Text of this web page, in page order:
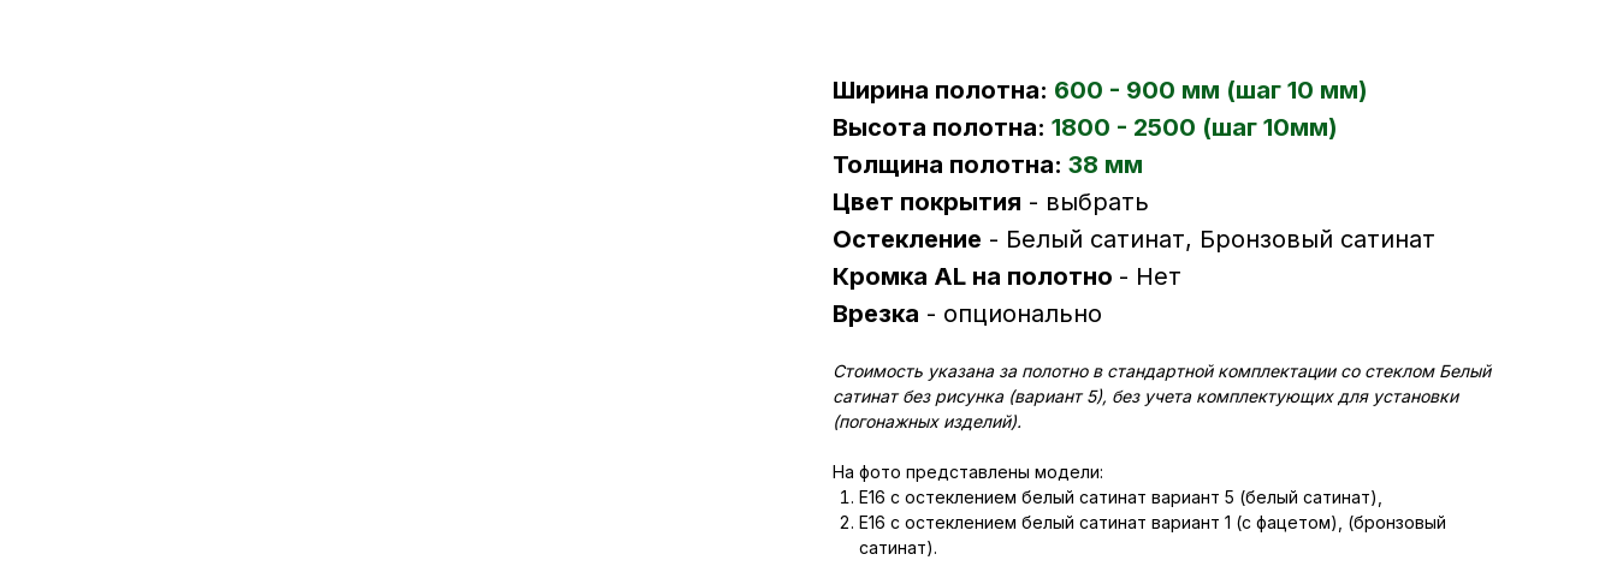
Ширина полотна: 600 - 900 мм (шаг 10 мм)
Высота полотна: 1800 - 2500 (шаг 10мм)
Толщина полотна: 38 мм
Цвет покрытия - выбрать
Остекление - Белый сатинат, Бронзовый сатинат
Кромка AL на полотно - Нет
Врезка - опционально
Стоимость указана за полотно в стандартной комплектации со стеклом Белый
сатинат без рисунка (вариант 5), без учета комплектующих для установки
(погонажных изделий).
На фото представлены модели:
E16 с остеклением белый сатинат вариант 5 (белый сатинат),
E16 с остеклением белый сатинат вариант 1 (с фацетом), (бронзовый
сатинат).